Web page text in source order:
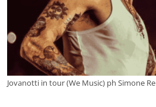
Jovanotti in tour (We Music) ph Simone Re